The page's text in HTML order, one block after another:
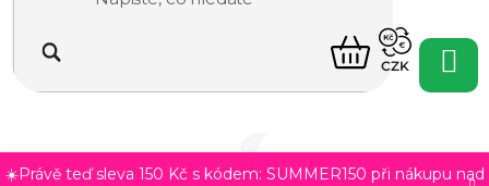
obsah
☀️Právě teď sleva 150 Kč s kódem: SUMMER150 při nákupu nad
NÁKUPNÍ
KOŠÍK
CZK